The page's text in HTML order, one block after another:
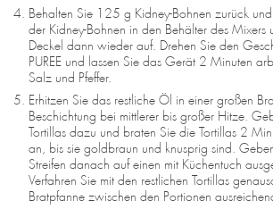
Behalten Sie 125 g Kidney-Bohnen zurück
der Kidney-Bohnen in den Behälter des Mixers
Deckel dann wieder auf. Drehen Sie den
PUREE und lassen Sie das Gerät 2 Minuten
Salz und Pfeffer.
Erhitzen Sie das restliche Öl in einer großen
Beschichtung bei mittlerer bis großer Hitze.
Tortillas dazu und braten Sie die Tortillas 2
an, bis sie goldbraun und knusprig sind.
Streifen danach auf einen mit Küchentuch
Verfahren Sie mit den restlichen Tortillas
Bratpfanne zwischen den Portionen